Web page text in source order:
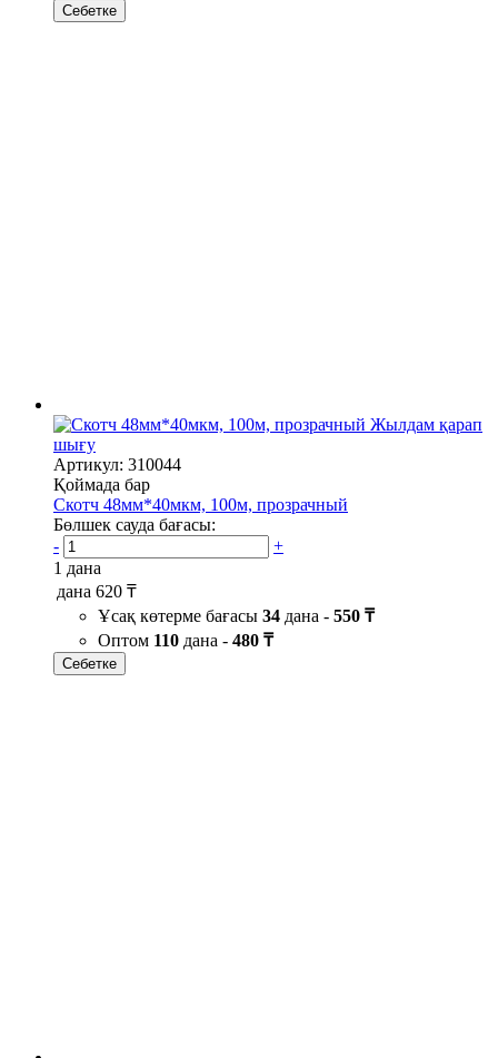
Себетке
Жылдам қарап
шығу
Артикул: 310044
Қоймада бар
Скотч 48мм*40мкм, 100м, прозрачный
Бөлшек сауда бағасы:
-
+
1 дана
дана 620 ₸
Ұсақ көтерме бағасы 34 дана - 550 ₸
Оптом 110 дана - 480 ₸
Себетке